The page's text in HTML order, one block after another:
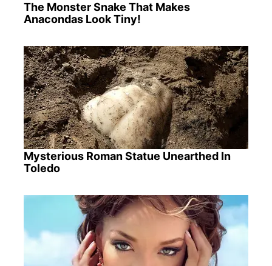
The Monster Snake That Makes
Anacondas Look Tiny!
Mysterious Roman Statue Unearthed In
Toledo